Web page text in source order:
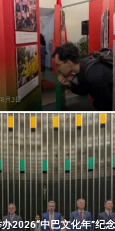
月3日
2026“中巴文化年”纪